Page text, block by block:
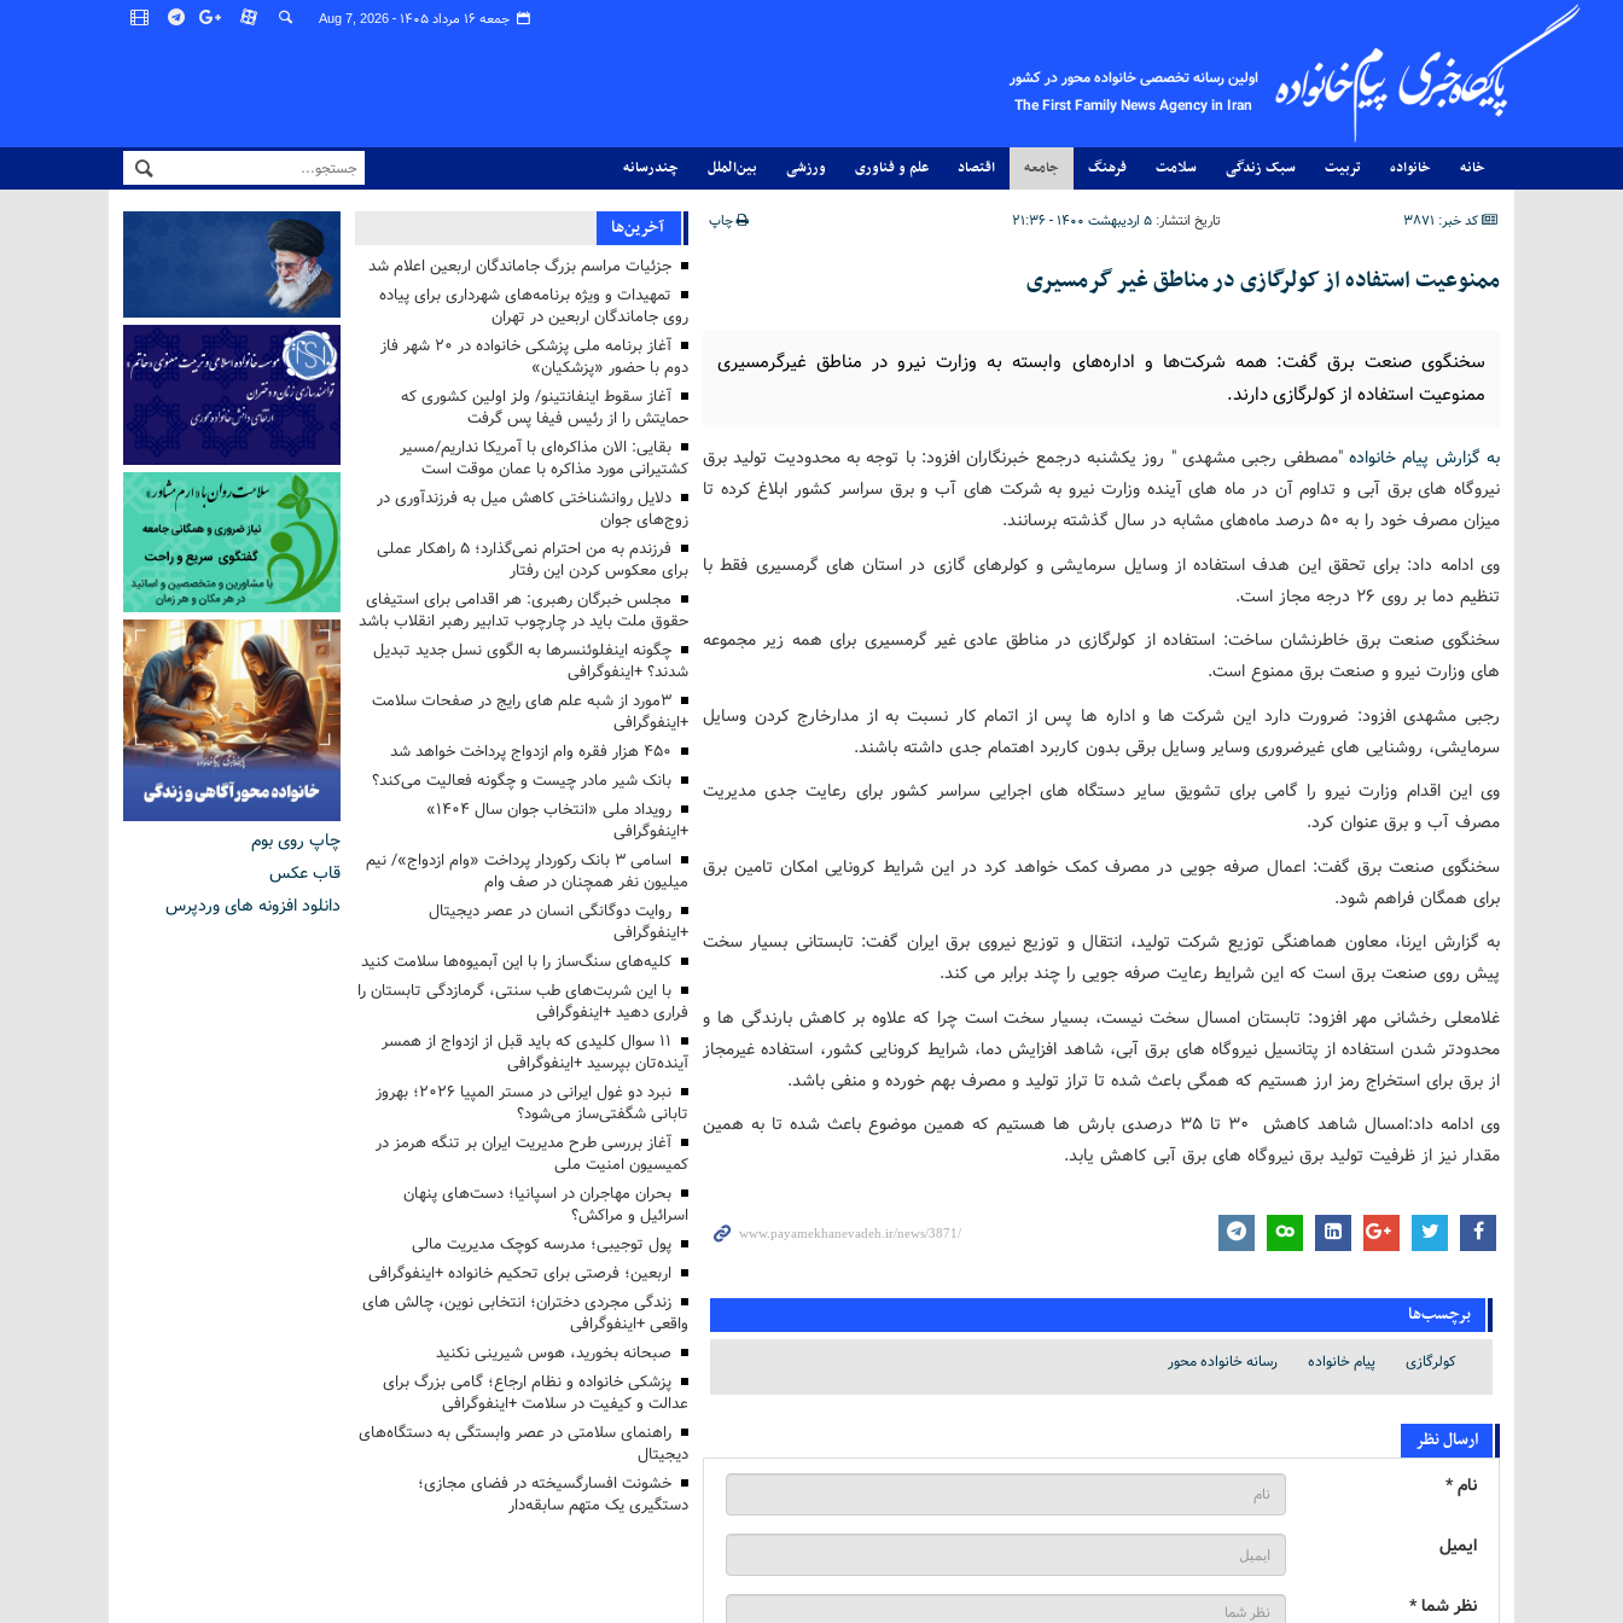
جمعه ۱۶ مرداد ۱۴۰۵ - Aug 7, 2026
اولین رسانه تخصصی خانواده محور در کشور
The First Family News Agency in Iran
خانه خانواده تربیت سبک زندگی سلامت فرهنگ جامعه اقتصاد علم و فناوری ورزشی بین‌الملل چندرسانه
کد خبر: 3871 تاریخ انتشار:۵ اردیبهشت ۱۴۰۰ - ۲۱:۳۶ چاپ
ممنوعیت استفاده از کولرگازی در مناطق غیر گرمسیری
سخنگوی صنعت برق گفت: همه شرکت‌ها و اداره‌های وابسته به وزارت نیرو در مناطق غیرگرمسیری
ممنوعیت استفاده از کولرگازی دارند.
به گزارش پیام خانواده "مصطفی رجبی مشهدی " روز یکشنبه درجمع خبرنگاران افزود: با توجه به محدودیت تولید برق
نیروگاه های برق آبی و تداوم آن در ماه های آینده وزارت نیرو به شرکت های آب و برق سراسر کشور ابلاغ کرده تا
میزان مصرف خود را به ۵۰ درصد ماه‌های مشابه در سال گذشته برسانند.
وی ادامه داد: برای تحقق این هدف استفاده از وسایل سرمایشی و کولرهای گازی در استان های گرمسیری فقط با
تنظیم دما بر روی ۲۶ درجه مجاز است.
سخنگوی صنعت برق خاطرنشان ساخت: استفاده از کولرگازی در مناطق عادی غیر گرمسیری برای همه زیر مجموعه
های وزارت نیرو و صنعت برق ممنوع است.
رجبی مشهدی افزود: ضرورت دارد این شرکت ها و اداره ها پس از اتمام کار نسبت به از مدارخارج کردن وسایل
سرمایشی، روشنایی های غیرضروری وسایر وسایل برقی بدون کاربرد اهتمام جدی داشته باشند.
وی این اقدام وزارت نیرو را گامی برای تشویق سایر دستگاه های اجرایی سراسر کشور برای رعایت جدی مدیریت
مصرف آب و برق عنوان کرد.
سخنگوی صنعت برق گفت: اعمال صرفه جویی در مصرف کمک خواهد کرد در این شرایط کرونایی امکان تامین برق
برای همگان فراهم شود.
به گزارش ایرنا، معاون هماهنگی توزیع شرکت تولید، انتقال و توزیع نیروی برق ایران گفت: تابستانی بسیار سخت
پیش روی صنعت برق است که این شرایط رعایت صرفه جویی را چند برابر می کند.
غلامعلی رخشانی مهر افزود: تابستان امسال سخت نیست، بسیار سخت است چرا که علاوه بر کاهش بارندگی ها و
محدودتر شدن استفاده از پتانسیل نیروگاه های برق آبی، شاهد افزایش دما، شرایط کرونایی کشور، استفاده غیرمجاز
از برق برای استخراج رمز ارز هستیم که همگی باعث شده تا تراز تولید و مصرف بهم خورده و منفی باشد.
وی ادامه داد:امسال شاهد کاهش ۳۰ تا ۳۵ درصدی بارش ها هستیم که همین موضوع باعث شده تا به همین
مقدار نیز از ظرفیت تولید برق نیروگاه های برق آبی کاهش یابد.
برچسب‌ها
کولرگازی پیام خانواده رسانه خانواده محور
ارسال نظر
نام *
ایمیل
نظر شما *
آخرین‌ها
جزئیات مراسم بزرگ جاماندگان اربعین اعلام شد
تمهیدات و ویژه برنامه‌های شهرداری برای پیاده
روی جاماندگان اربعین در تهران
آغاز برنامه ملی پزشکی خانواده در ۲۰ شهر فاز
دوم با حضور «پزشکیان»
آغاز سقوط اینفانتینو/ ولز اولین کشوری که
حمایتش را از رئیس فیفا پس گرفت
بقایی: الان مذاکره‌ای با آمریکا نداریم/مسیر
کشتیرانی مورد مذاکره با عمان موقت است
دلایل روانشناختی کاهش میل به فرزندآوری در
زوج‌های جوان
فرزندم به من احترام نمی‌گذارد؛ ۵ راهکار عملی
برای معکوس کردن این رفتار
مجلس خبرگان رهبری: هر اقدامی برای استیفای
حقوق ملت باید در چارچوب تدابیر رهبر انقلاب باشد
چگونه اینفلوئنسرها به الگوی نسل جدید تبدیل
شدند؟ +اینفوگرافی
3مورد از شبه علم های رایج در صفحات سلامت
+اینفوگرافی
۴۵۰ هزار فقره وام ازدواج پرداخت خواهد شد
بانک شیر مادر چیست و چگونه فعالیت می‌کند؟
رویداد ملی «انتخاب جوان سال ۱۴۰۴»
+اینفوگرافی
اسامی ۳ بانک رکوردار پرداخت «وام ازدواج»/ نیم
میلیون نفر همچنان در صف وام
روایت دوگانگی انسان در عصر دیجیتال
+اینفوگرافی
کلیه‌های سنگ‌ساز را با این آبمیوه‌ها سلامت کنید
با این شربت‌های طب سنتی، گرمازدگی تابستان را
فراری دهید +اینفوگرافی
۱۱ سوال کلیدی که باید قبل از ازدواج از همسر
آینده‌تان بپرسید +اینفوگرافی
نبرد دو غول ایرانی در مستر المپیا ۲۰۲۶؛ بهروز
تابانی شگفتی‌ساز می‌شود؟
آغاز بررسی طرح مدیریت ایران بر تنگه هرمز در
کمیسیون امنیت ملی
بحران مهاجران در اسپانیا؛ دست‌های پنهان
اسرائیل و مراکش؟
پول توجیبی؛ مدرسه کوچک مدیریت مالی
اربعین؛ فرصتی برای تحکیم خانواده +اینفوگرافی
زندگی مجردی دختران؛ انتخابی نوین، چالش های
واقعی +اینفوگرافی
صبحانه بخورید، هوس شیرینی نکنید
پزشکی خانواده و نظام ارجاع؛ گامی بزرگ برای
عدالت و کیفیت در سلامت +اینفوگرافی
راهنمای سلامتی در عصر وابستگی به دستگاه‌های
دیجیتال
خشونت افسارگسیخته در فضای مجازی؛
دستگیری یک متهم سابقه‌دار
چاپ روی بوم
قاب عکس
دانلود افزونه های وردپرس